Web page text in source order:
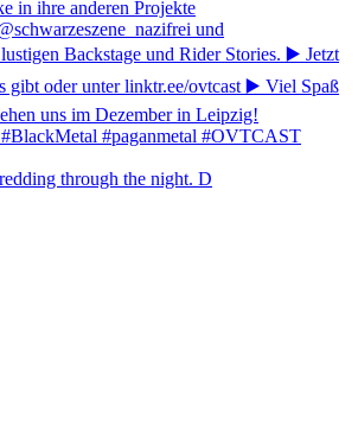
through the night. D